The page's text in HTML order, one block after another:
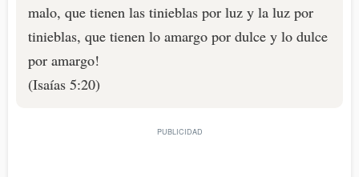
malo, que tienen las tinieblas por luz y la luz por
tinieblas, que tienen lo amargo por dulce y lo dulce
por amargo!
(Isaías 5:20)